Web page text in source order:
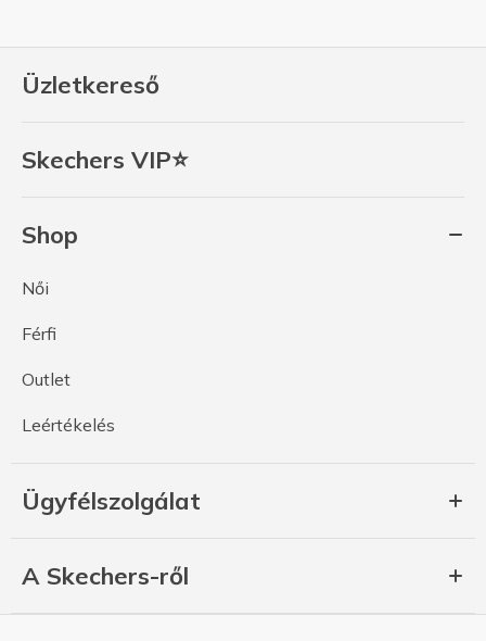
Üzletkereső
Skechers VIP⭐
Shop
Női
Férfi
Outlet
Leértékelés
Ügyfélszolgálat
A Skechers-ről